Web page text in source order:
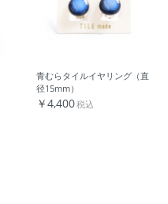
青むらタイルイヤリング（直
径15mm）
￥4,400税込